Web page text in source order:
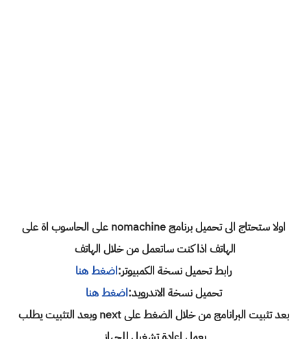
اولا ستحتاج الى تحميل برنامج
nomachine على الحاسوب اة على
الهاتف اذا كنت ساتعمل من خلال الهاتف
رابط تحميل نسخة الكمبيوتر:اضغط هنا
تحميل نسخة الاندرويد:اضغط هنا
بعد تثبيت البرانامج من خلال الضغط على next وبعد التثبيت يطلب